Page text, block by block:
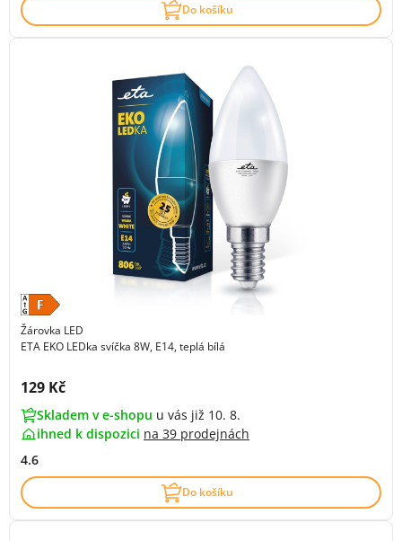
Do košíku
Žárovka LED
ETA EKO LEDka svíčka 8W, E14, teplá bílá
Cena s DPH:
129 Kč
Skladem v e-shopu u vás již 10. 8.
ihned k dispozici na 39 prodejnách
4.6
Do košíku